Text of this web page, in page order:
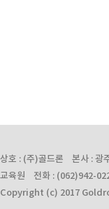
상호 : (주)골드론 본사 : 광
교육원 전화 : (062)942-
Copyright (c) 2017